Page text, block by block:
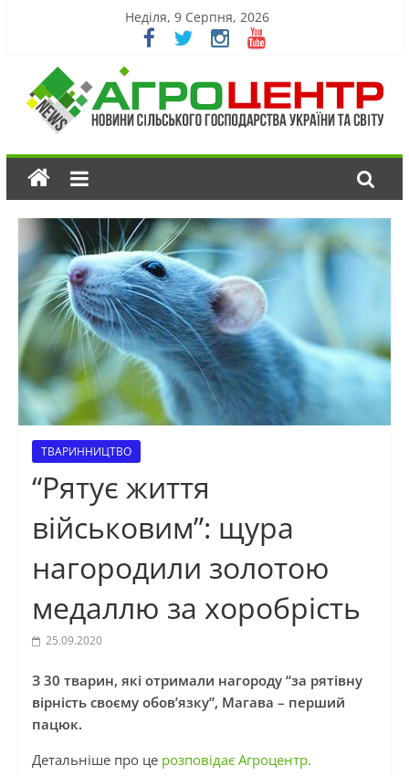
Неділя, 9 Серпня, 2026
ТВАРИННИЦТВО
“Рятує життя
військовим”: щура
нагородили золотою
медаллю за хоробрість
25.09.2020
З 30 тварин, які отримали нагороду “за рятівну
вірність своєму обов’язку”, Магава – перший
пацюк.
Детальніше про це розповідає Агроцентр.